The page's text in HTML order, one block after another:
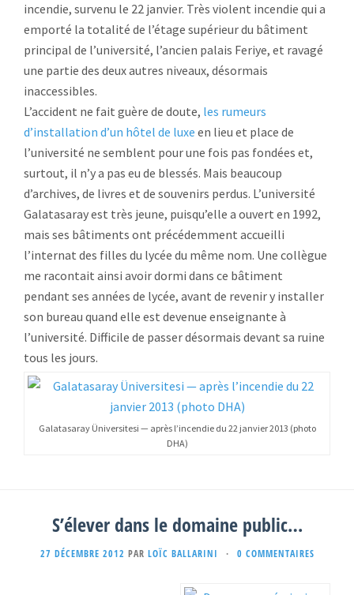
incendie, survenu le 22 janvier. Très violent incendie qui a
emporté la totalité de l’étage supérieur du bâtiment
principal de l’université, l’ancien palais Feriye, et ravagé
une partie des deux autres niveaux, désormais
inaccessibles.
L’accident ne fait guère de doute, les rumeurs
d’installation d’un hôtel de luxe en lieu et place de
l’université ne semblent pour une fois pas fondées et,
surtout, il n’y a pas eu de blessés. Mais beaucoup
d’archives, de livres et de souvenirs perdus. L’université
Galatasaray est très jeune, puisqu’elle a ouvert en 1992,
mais ses bâtiments ont précédemment accueilli
l’internat des filles du lycée du même nom. Une collègue
me racontait ainsi avoir dormi dans ce bâtiment
pendant ses années de lycée, avant de revenir y installer
son bureau quand elle est devenue enseignante à
l’université. Difficile de passer désormais devant sa ruine
tous les jours.
Galatasaray Üniversitesi — après l’incendie du 22 janvier 2013 (photo
DHA)
S’élever dans le domaine public…
27 DÉCEMBRE 2012 PAR LOÏC BALLARINI · 0 COMMENTAIRES